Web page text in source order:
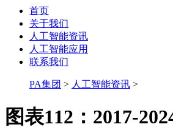
首页
关于我们
人工智能资讯
人工智能应用
联系我们
PA集团 > 人工智能资讯 >
图表112：2017-